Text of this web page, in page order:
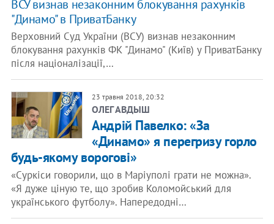
ВСУ визнав незаконним блокування рахунків
"Динамо" в ПриватБанку
Верховний Суд України (ВСУ) визнав незаконним
блокування рахунків ФК "Динамо" (Київ) у ПриватБанку
після націоналізації,…
23 травня 2018, 20:32
ОЛЕГ АВДЫШ
Андрій Павелко: «За
«Динамо» я перегризу горло
будь-якому ворогові»
«Суркіси говорили, що в Маріуполі грати не можна».
«Я дуже ціную те, що зробив Коломойський для
українського футболу». Напередодні…